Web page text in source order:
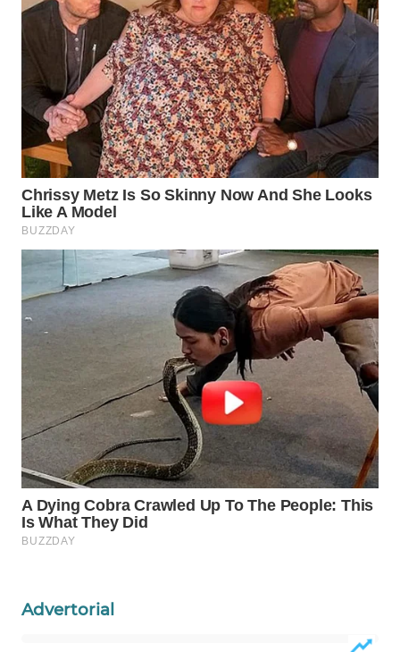
Advertorial
WN
PRIANGAN
TIMUR
WN
SEMARANG
WN
SOLO
WN
BOROBUDUR
WN
MADURA
WN
SURABAYA
WN
NATUNA
WN
BINTAN